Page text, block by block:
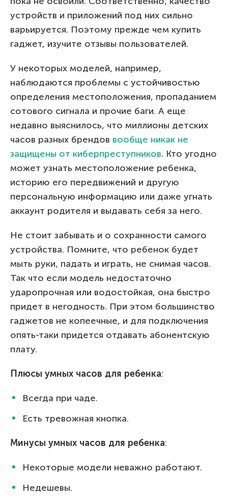
устройств и приложений под них сильно
варьируется. Поэтому прежде чем купить
гаджет, изучите отзывы пользователей.
У некоторых моделей, например,
наблюдаются проблемы с устойчивостью
определения местоположения, пропаданием
сотового сигнала и прочие баги. А еще
недавно выяснилось, что миллионы детских
часов разных брендов вообще никак не
защищены от киберпреступников. Кто угодно
может узнать местоположение ребенка,
историю его передвижений и другую
персональную информацию или даже угнать
аккаунт родителя и выдавать себя за него.
Не стоит забывать и о сохранности самого
устройства. Помните, что ребенок будет
мыть руки, падать и играть, не снимая часов.
Так что если модель недостаточно
ударопрочная или водостойкая, она быстро
придет в негодность. При этом большинство
гаджетов не копеечные, и для подключения
опять-таки придется отдавать абонентскую
плату.
Плюсы умных часов для ребенка:
Всегда при чаде.
Есть тревожная кнопка.
Минусы умных часов для ребенка:
Некоторые модели неважно работают.
Недешевы.